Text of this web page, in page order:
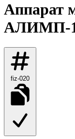
Аппарат
АЛИМП-
fiz-020